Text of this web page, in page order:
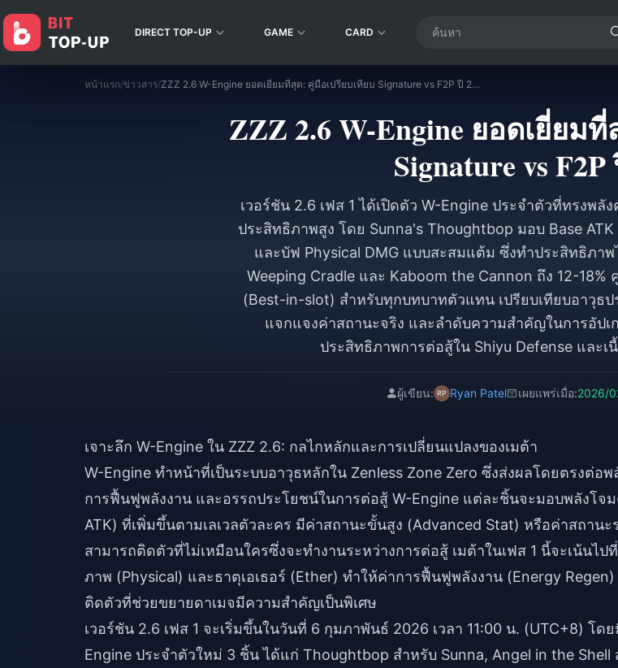
DIRECT TOP-UP GAME CARD
หน้าแรก/ข่าวสาร/ ZZZ 2.6 W-Engine ยอดเยี่ยมที่สุด: คู่มือเปรียบเทียบ Signature vs F2P ปี 2026
ZZZ 2.6 W-Engine ยอดเยี่ยม
Signature vs F2P
เวอร์ชัน 2.6 เฟส 1 ได้เปิดตัว W-Engine ประจำตัวที่ทรงพลั
ประสิทธิภาพสูง โดย Sunna's Thoughtbop มอบ Base ATK
และบัฟ Physical DMG แบบสะสมแต้ม ซึ่งทำประสิทธิภา
Weeping Cradle และ Kaboom the Cannon ถึง 12-
(Best-in-slot) สำหรับทุกบทบาทตัวแทน เปรียบเทียบอาวุธป
แจกแจงค่าสถานะจริง และลำดับความสำคัญในการอัป
ประสิทธิภาพการต่อสู้ใน Shiyu Defense และเ
ผู้เขียน: Ryan Patel เผยแพร่เมื่อ:2026/
เจาะลึก W-Engine ใน ZZZ 2.6: กลไกหลักและการเปลี่ยนแปลงของเมต้า
W-Engine ทำหน้าที่เป็นระบบอาวุธหลักใน Zenless Zone Zero ซึ่งส่งผลโดยตรงต่อ
การฟื้นฟูพลังงาน และอรรถประโยชน์ในการต่อสู้ W-Engine แต่ละชิ้นจะมอบพลังโจ
ATK) ที่เพิ่มขึ้นตามเลเวลตัวละคร มีค่าสถานะขั้นสูง (Advanced Stat) หรือค่าสถานะ
สามารถติดตัวที่ไม่เหมือนใครซึ่งจะทำงานระหว่างการต่อสู้ เมต้าในเฟส 1 นี้จะเน้นไป
ภาพ (Physical) และธาตุเอเธอร์ (Ether) ทำให้ค่าการฟื้นฟูพลังงาน (Energy
ติดตัวที่ช่วยขยายดาเมจมีความสำคัญเป็นพิเศษ
เวอร์ชัน 2.6 เฟส 1 จะเริ่มขึ้นในวันที่ 6 กุมภาพันธ์ 2026 เวลา 11:00 น. (UTC+8) โด
Engine ประจำตัวใหม่ 3 ชิ้น ได้แก่ Thoughtbop สำหรับ Sunna, Angel in the Shell